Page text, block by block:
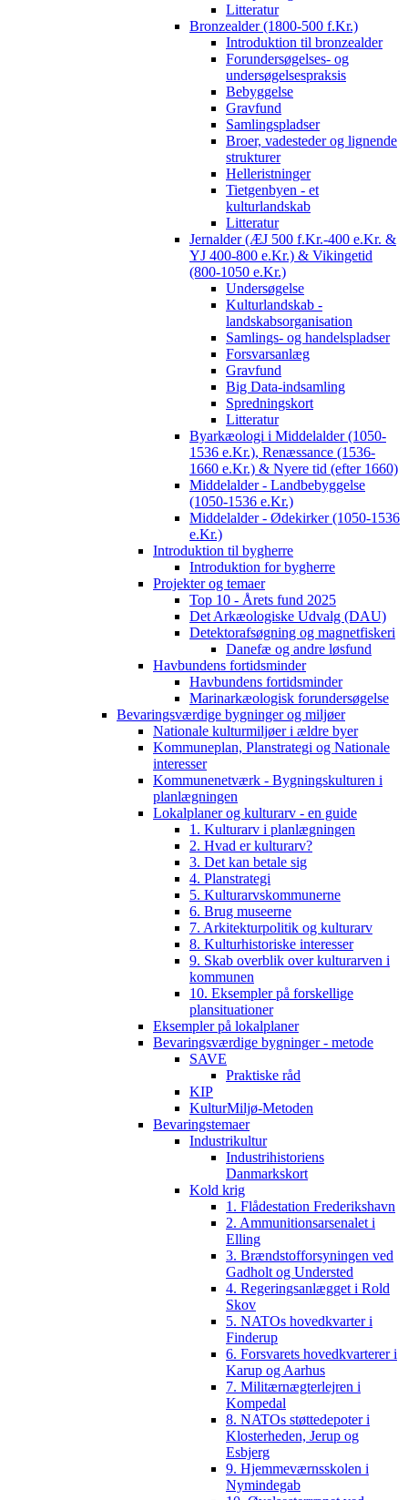
Litteratur
Bronzealder (1800-500 f.Kr.)
Introduktion til bronzealder
Forundersøgelses- og
undersøgelsespraksis
Bebyggelse
Gravfund
Samlingspladser
Broer, vadesteder og lignende
strukturer
Helleristninger
Tietgenbyen - et
kulturlandskab
Litteratur
Jernalder (ÆJ 500 f.Kr.-400 e.Kr. &
YJ 400-800 e.Kr.) & Vikingetid
(800-1050 e.Kr.)
Undersøgelse
Kulturlandskab -
landskabsorganisation
Samlings- og handelspladser
Forsvarsanlæg
Gravfund
Big Data-indsamling
Spredningskort
Litteratur
Byarkæologi i Middelalder (1050-
1536 e.Kr.), Renæssance (1536-
1660 e.Kr.) & Nyere tid (efter 1660)
Middelalder - Landbebyggelse
(1050-1536 e.Kr.)
Middelalder - Ødekirker (1050-1536
e.Kr.)
Introduktion til bygherre
Introduktion for bygherre
Projekter og temaer
Top 10 - Årets fund 2025
Det Arkæologiske Udvalg (DAU)
Detektorafsøgning og magnetfiskeri
Danefæ og andre løsfund
Havbundens fortidsminder
Havbundens fortidsminder
Marinarkæologisk forundersøgelse
Bevaringsværdige bygninger og miljøer
Nationale kulturmiljøer i ældre byer
Kommuneplan, Planstrategi og Nationale
interesser
Kommunenetværk - Bygningskulturen i
planlægningen
Lokalplaner og kulturarv - en guide
1. Kulturarv i planlægningen
2. Hvad er kulturarv?
3. Det kan betale sig
4. Planstrategi
5. Kulturarvskommunerne
6. Brug museerne
7. Arkitekturpolitik og kulturarv
8. Kulturhistoriske interesser
9. Skab overblik over kulturarven i
kommunen
10. Eksempler på forskellige
plansituationer
Eksempler på lokalplaner
Bevaringsværdige bygninger - metode
SAVE
Praktiske råd
KIP
KulturMiljø-Metoden
Bevaringstemaer
Industrikultur
Industrihistoriens
Danmarkskort
Kold krig
1. Flådestation Frederikshavn
2. Ammunitionsarsenalet i
Elling
3. Brændstofforsyningen ved
Gadholt og Understed
4. Regeringsanlægget i Rold
Skov
5. NATOs hovedkvarter i
Finderup
6. Forsvarets hovedkvarterer i
Karup og Aarhus
7. Militærnægterlejren i
Kompedal
8. NATOs støttedepoter i
Klosterheden, Jerup og
Esbjerg
9. Hjemmeværnsskolen i
Nymindegab